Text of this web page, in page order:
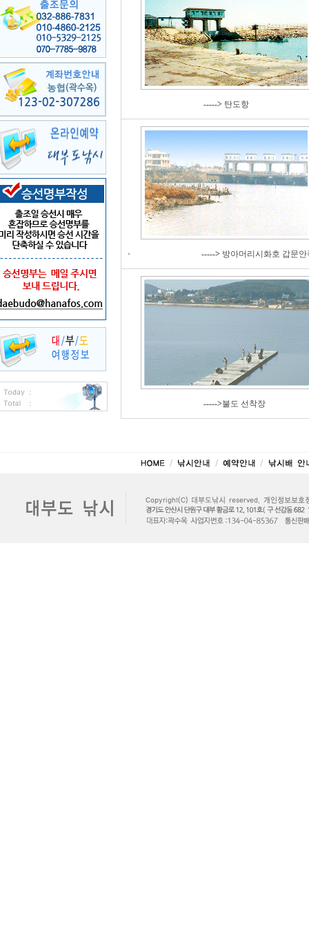
-----> 탄도항
-----> 방아머리시화호 갑문안
----->불도 선착장